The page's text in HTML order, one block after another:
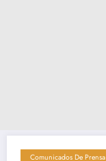
Comunicados De Prensa